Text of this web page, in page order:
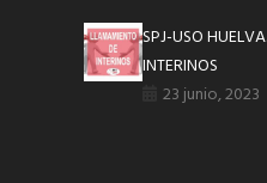
SPJ-USO
INTERINOS
23 junio, 2023